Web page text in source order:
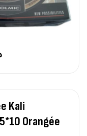
Kali
Orangée